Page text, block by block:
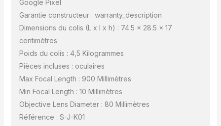
Google Pixel
Garantie constructeur : warranty_description
Dimensions du colis (L x l x h) : 74.5 x 28.5 x 17
centimètres
Poids du colis : 4,5 Kilogrammes
Pièces incluses : oculaires
Max Focal Length : 900 Millimètres
Min Focal Length : 10 Millimètres
Objective Lens Diameter : 80 Millimètres
Référence : S-J-K01